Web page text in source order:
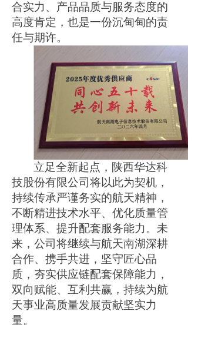
合实力、产品品质与服务态度的
高度肯定，也是一份沉甸甸的责
任与期许。
立足全新起点， 陕西华达科
技股份有限公司将以此为契机，
持续传承严谨务实的航天精神，
不断精进技术水平、优化质量管
理体系、提升配套服务能力。未
来，公司将继续与航天南湖深耕
合作、携手共进，坚守匠心品
质，夯实供应链配套保障能力，
双向赋能、互利共赢，持续为航
天事业高质量发展贡献坚实力
量。